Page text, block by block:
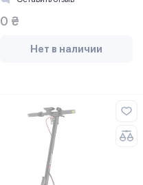
0 ₴
Нет в наличии